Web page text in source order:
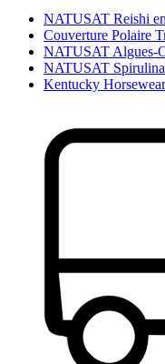
NATUSAT Reishi
Couverture Polaire
NATUSAT Algues-
NATUSAT Spirulina
Kentucky